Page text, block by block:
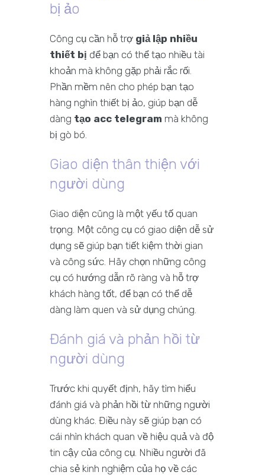
bị ảo
Công cụ cần hỗ trợ giả lập nhiều
thiết bị để bạn có thể tạo nhiều tài
khoản mà không gặp phải rắc rối.
Phần mềm nên cho phép bạn tạo
hàng nghìn thiết bị ảo, giúp bạn dễ
dàng tạo acc telegram mà không
bị gò bó.
Giao diện thân thiện với
người dùng
Giao diện cũng là một yếu tố quan
trọng. Một công cụ có giao diện dễ sử
dụng sẽ giúp bạn tiết kiệm thời gian
và công sức. Hãy chọn những công
cụ có hướng dẫn rõ ràng và hỗ trợ
khách hàng tốt, để bạn có thể dễ
dàng làm quen và sử dụng chúng.
Đánh giá và phản hồi từ
người dùng
Trước khi quyết định, hãy tìm hiểu
đánh giá và phản hồi từ những người
dùng khác. Điều này sẽ giúp bạn có
cái nhìn khách quan về hiệu quả và độ
tin cậy của công cụ. Nhiều người đã
chia sẻ kinh nghiệm của họ về các